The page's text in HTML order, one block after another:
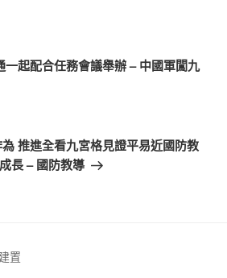
一起配合任務會議舉辦 – 中國軍闖九
推進全看九宮格見證平易近國防教
長 – 國防教導
置